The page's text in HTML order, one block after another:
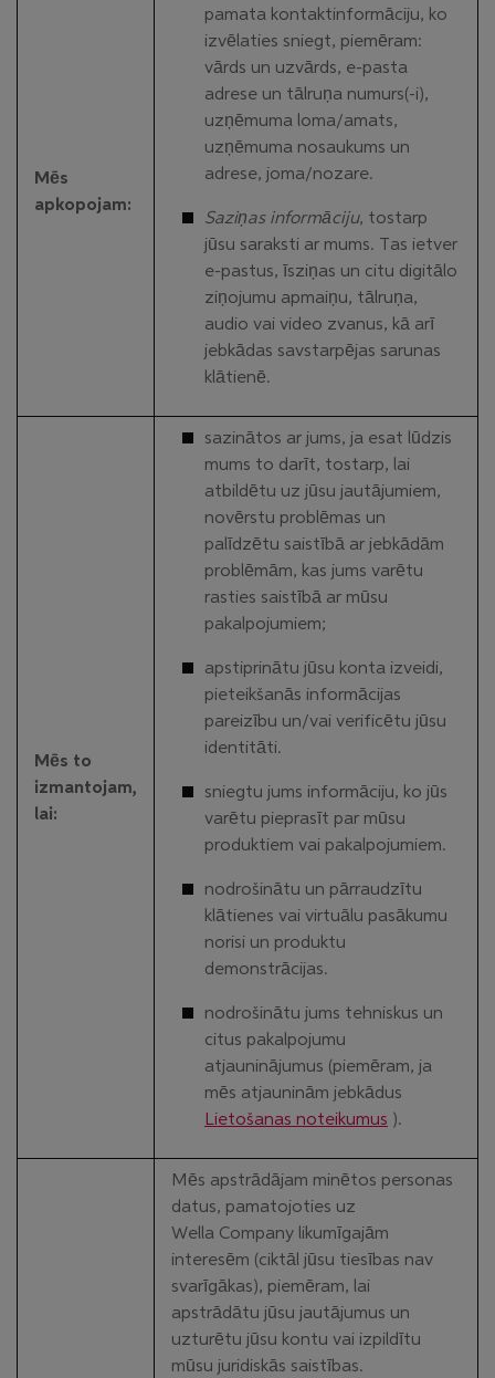
Mēs
apkopojam:
pamata kontaktinformāciju, ko
izvēlaties sniegt, piemēram:
vārds un uzvārds, e-pasta
adrese un tālruņa numurs(-i),
uzņēmuma loma/amats,
uzņēmuma nosaukums un
adrese, joma/nozare.
Saziņas informāciju, tostarp
jūsu saraksti ar mums. Tas ietver
e-pastus, īsziņas un citu digitālo
ziņojumu apmaiņu, tālruņa,
audio vai video zvanus, kā arī
jebkādas savstarpējas sarunas
klātienē.
Mēs to
izmantojam,
lai:
sazinātos ar jums, ja esat lūdzis
mums to darīt, tostarp, lai
atbildētu uz jūsu jautājumiem,
novērstu problēmas un
palīdzētu saistībā ar jebkādām
problēmām, kas jums varētu
rasties saistībā ar mūsu
pakalpojumiem;
apstiprinātu jūsu konta izveidi,
pieteikšanās informācijas
pareizību un/vai verificētu jūsu
identitāti.
sniegtu jums informāciju, ko jūs
varētu pieprasīt par mūsu
produktiem vai pakalpojumiem.
nodrošinātu un pārraudzītu
klātienes vai virtuālu pasākumu
norisi un produktu
demonstrācijas.
nodrošinātu jums tehniskus un
citus pakalpojumu
atjauninājumus (piemēram, ja
mēs atjauninām jebkādus
Lietošanas noteikumus ).
Mēs apstrādājam minētos personas
datus, pamatojoties uz
Wella Company likumīgajām
interesēm (ciktāl jūsu tiesības nav
svarīgākas), piemēram, lai
apstrādātu jūsu jautājumus un
uzturētu jūsu kontu vai izpildītu
mūsu juridiskās saistības.